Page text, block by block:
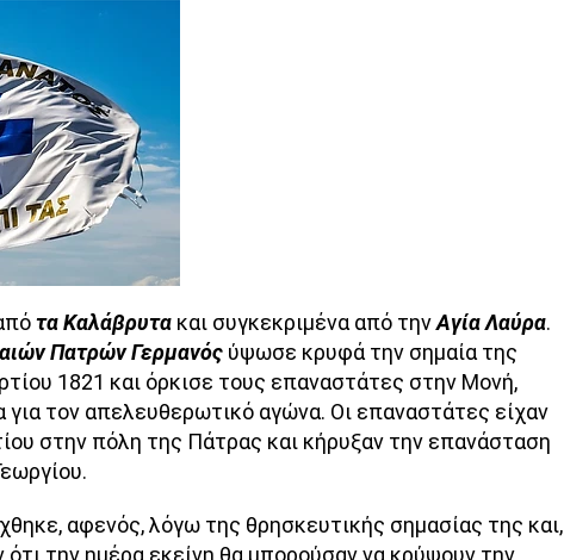
τα Καλάβρυτα και συγκεκριμένα από τηνΑγία Λαύρα.
Πατρών Γερμανός ύψωσε κρυφά την σημαία της
1821 και όρκισε τους επαναστάτες στην Μονή,
για τον απελευθερωτικό αγώνα. Οι επαναστάτες είχαν
στην πόλη της Πάτρας και κήρυξαν την επανάσταση
αφενός, λόγω της θρησκευτικής σημασίας της και,
ότι την ημέρα εκείνη θα μπορούσαν να κρύψουν την